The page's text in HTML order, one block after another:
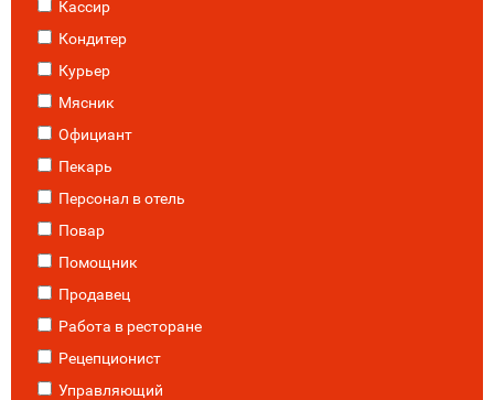
Кассир
Кондитер
Курьер
Мясник
Официант
Пекарь
Персонал в отель
Повар
Помощник
Продавец
Работа в ресторане
Рецепционист
Управляющий